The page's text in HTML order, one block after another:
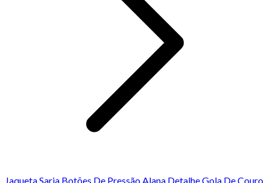
Jaqueta Sarja Botões De Pressão Alana Detalhe Gola De Couro